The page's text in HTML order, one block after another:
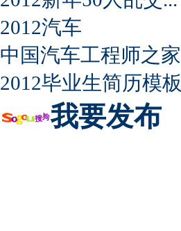
2012汽车
中国汽车工程师之家
2012毕业生简历模板
我要发布